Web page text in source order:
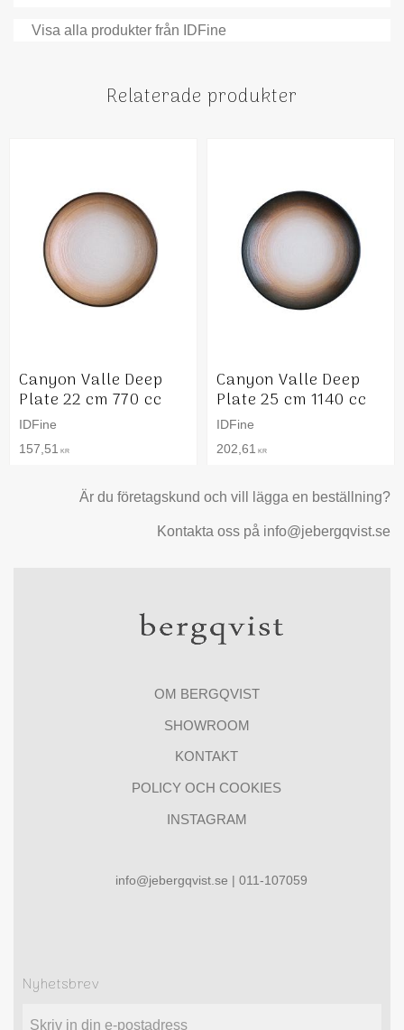
Visa alla produkter från IDFine
Relaterade produkter
Canyon Valle Deep
Plate 22 cm 770 cc
IDFine
157,51
KR
Canyon Valle Deep
Plate 25 cm 1140 cc
IDFine
202,61
KR
Är du företagskund och vill lägga en beställning?
Kontakta oss på info@jebergqvist.se
OM BERGQVIST
SHOWROOM
KONTAKT
POLICY OCH COOKIES
INSTAGRAM
info@jebergqvist.se | 011-107059
Nyhetsbrev